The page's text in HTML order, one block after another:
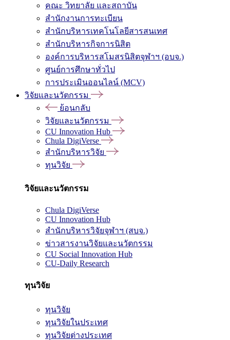
คณะ วิทยาลัย และสถาบัน
สำนักงานการทะเบียน
สำนักบริหารเทคโนโลยีสารสนเทศ
สำนักบริหารกิจการนิสิต
องค์การบริหารสโมสรนิสิตจุฬาฯ (อบจ.)
ศูนย์การศึกษาทั่วไป
การประเมินออนไลน์ (MCV)
วิจัยและนวัตกรรม
ย้อนกลับ
วิจัยและนวัตกรรม
CU Innovation Hub
Chula DigiVerse
สำนักบริหารวิจัย
ทุนวิจัย
วิจัยและนวัตกรรม
Chula DigiVerse
CU Innovation Hub
สำนักบริหารวิจัยจุฬาฯ (สบจ.)
ข่าวสารงานวิจัยและนวัตกรรม
CU Social Innovation Hub
CU-Daily Research
ทุนวิจัย
ทุนวิจัย
ทุนวิจัยในประเทศ
ทุนวิจัยต่างประเทศ